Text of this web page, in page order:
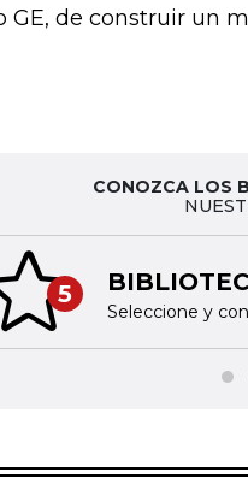
GE, de construir un
CONOZCA LOS
5
Seleccione y
slide